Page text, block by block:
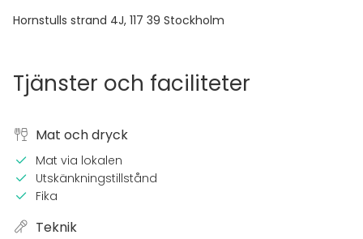
Hornstulls strand 4J, 117 39 Stockholm
Tjänster och faciliteter
Mat och dryck
Mat via lokalen
Utskänkningstillstånd
Fika
Teknik